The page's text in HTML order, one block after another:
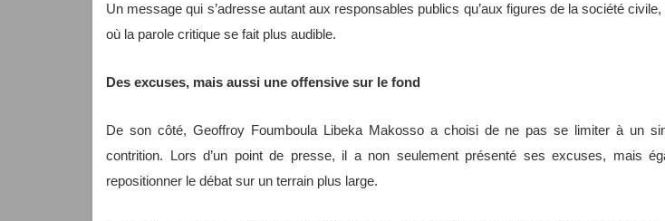
Un message qui s’adresse autant aux responsables publics qu’aux figures de la société
où la parole critique se fait plus audible.
Des excuses, mais aussi une offensive sur le fond
De son côté, Geoffroy Foumboula Libeka Makosso a choisi de ne pas se limiter à un
contrition. Lors d’un point de presse, il a non seulement présenté ses excuses, mais
repositionner le débat sur un terrain plus large.